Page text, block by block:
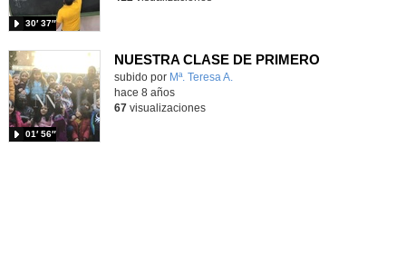
30′ 37″
NUESTRA CLASE DE PRIMERO
subido por Mª. Teresa A.
01′ 56″
hace 8 años
67visualizaciones